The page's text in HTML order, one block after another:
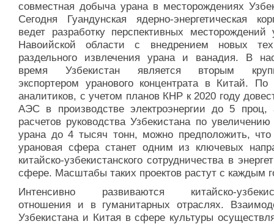
совместная добыча урана в месторождениях
Сегодня Гуандунская ядерно-энергетическая
ведет разработку перспективных месторождений
Навоийской области с внедрением новых
раздельного извлечения урана и ванадия. В
время Узбекистан является вторым
экспортером уранового концентрата в Китай.
аналитиков, с учетом планов КНР к 2020 году
АЭС в производстве электроэнергии до 5 проц,
расчетов руководства Узбекистана по
урана до 4 тысяч тонн, можно предположить,
урановая сфера станет одним из ключевых
китайско-узбекистанского сотрудничества в
сфере. Масштабы таких проектов растут с каждым
Интенсивно развиваются китайско-
отношения и в гуманитарных отраслях.
Узбекистана и Китая в сфере культуры